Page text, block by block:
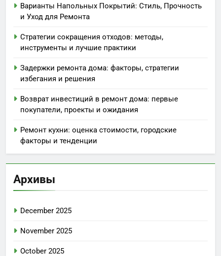
Варианты Напольных Покрытий: Стиль, Прочность
и Уход для Ремонта
Стратегии сокращения отходов: методы,
инструменты и лучшие практики
Задержки ремонта дома: факторы, стратегии
избегания и решения
Возврат инвестиций в ремонт дома: первые
покупатели, проекты и ожидания
Ремонт кухни: оценка стоимости, городские
факторы и тенденции
Архивы
December 2025
November 2025
October 2025